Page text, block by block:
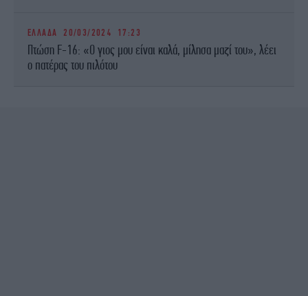
ΕΛΛΑΔΑ 20/03/2024 17:23
Πτώση F-16: «Ο γιος μου είναι καλά, μίλησα μαζί του», λέει
ο πατέρας του πιλότου